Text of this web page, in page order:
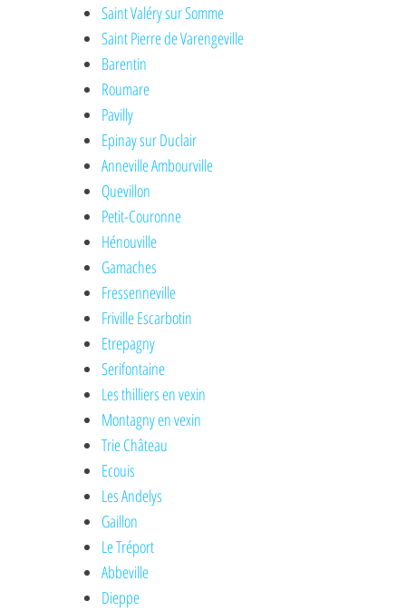
Saint Valéry sur Somme
Saint Pierre de Varengeville
Barentin
Roumare
Pavilly
Epinay sur Duclair
Anneville Ambourville
Quevillon
Petit-Couronne
Hénouville
Gamaches
Fressenneville
Friville Escarbotin
Etrepagny
Serifontaine
Les thilliers en vexin
Montagny en vexin
Trie Château
Ecouis
Les Andelys
Gaillon
Le Tréport
Abbeville
Dieppe